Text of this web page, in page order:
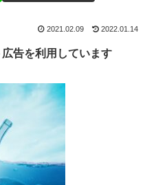
2021.02.09 2022.01.14
告を利用しています